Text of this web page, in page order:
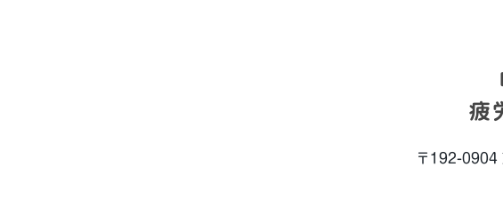
疲
〒192-0904